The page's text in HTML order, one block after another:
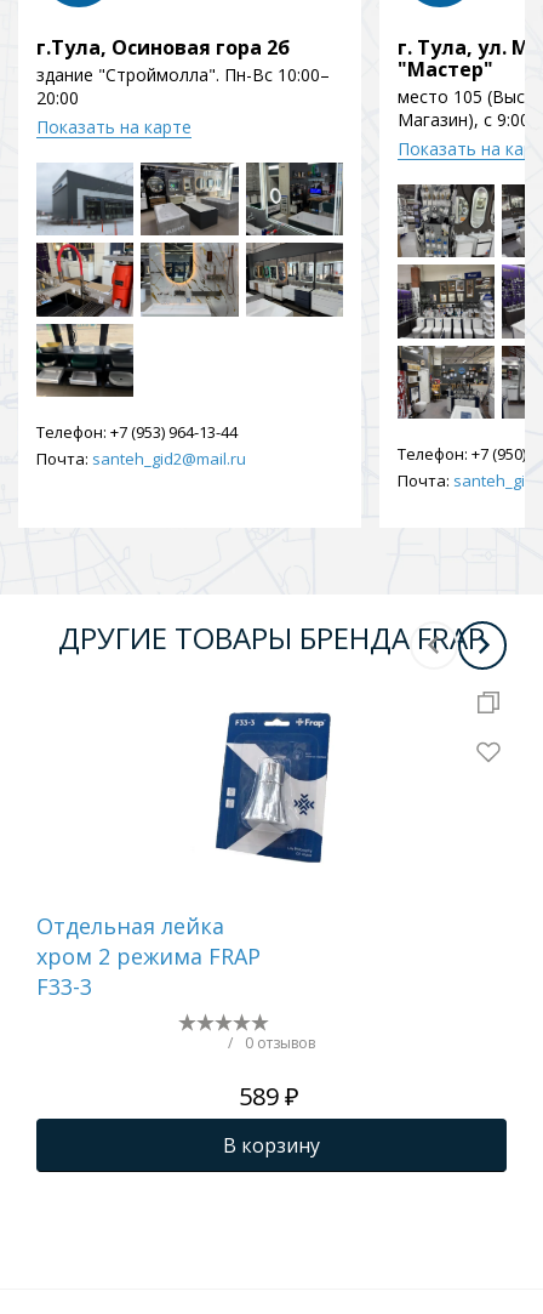
г.Тула, Осиновая гора 2б
здание "Строймолла". Пн-Вс 10:00–
20:00
Показать на карте
Телефон: +7 (953) 964-13-44
Почта: santeh_gid2@mail.ru
г. Тула, ул.
"Мастер"
место 105
Магазин), с 9:00
Показать на
Телефон: +7 (950)
Почта:
ДРУГИЕ ТОВАРЫ БРЕНДА FRAP
Отдельная лейка
хром 2 режима FRAP
F33-3
/ 0 отзывов
589 ₽
В корзину